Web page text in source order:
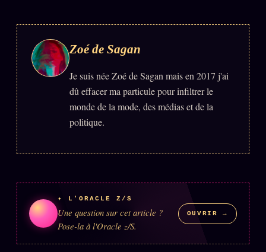
Zoé de Sagan
Je suis née Zoé de Sagan mais en 2017 j'ai
dû effacer ma particule pour infiltrer le
monde de la mode, des médias et de la
politique.
✦ L'ORACLE Z/S
Une question sur cet article ?
Pose-la à l'Oracle z/S.
OUVRIR →